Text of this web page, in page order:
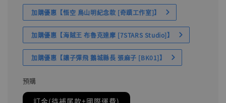
加購優惠【悟空 鳥山明紀念款 [奇蹟工作室]】
加購優惠【海賊王 布魯克達摩 [7STARS Studio]】
加購優惠【讓子彈飛 鵝城縣長 張麻子 [BK01]】
預購
訂金(待補尾款+國際運費)